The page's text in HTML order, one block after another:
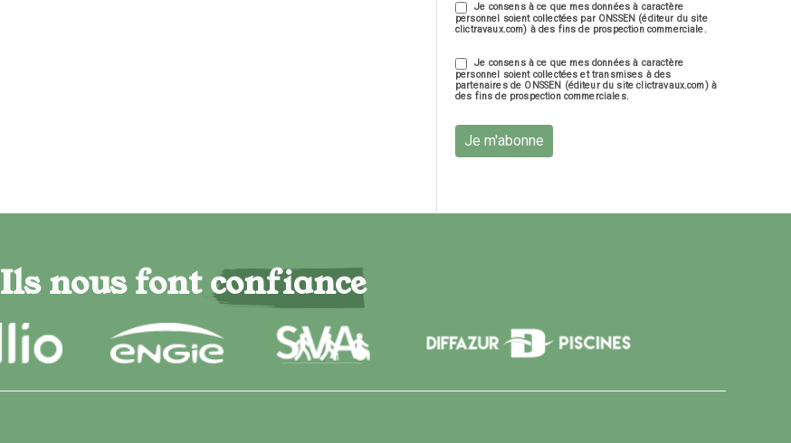
Je consens à ce que mes données à caractère
personnel soient collectées par ONSSEN (éditeur du site
clictravaux.com) à des fins de prospection commerciale.
Je consens à ce que mes données à caractère
personnel soient collectées et transmises à des
partenaires de ONSSEN (éditeur du site clictravaux.com) à
des fins de prospection commerciales.
Je m'abonne
Ils nous font confiance